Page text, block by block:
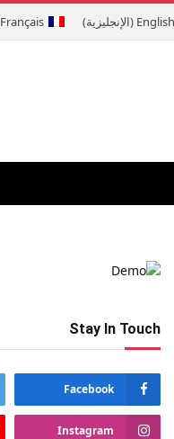
English
(الإنجليزية)
Français
Stay In Touch
Facebook
Instagram